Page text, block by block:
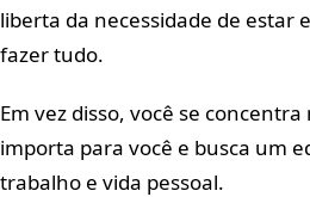
liberta da necessidade de estar
fazer tudo.
Em vez disso, você se
importa para você e busca um
trabalho e vida pessoal.